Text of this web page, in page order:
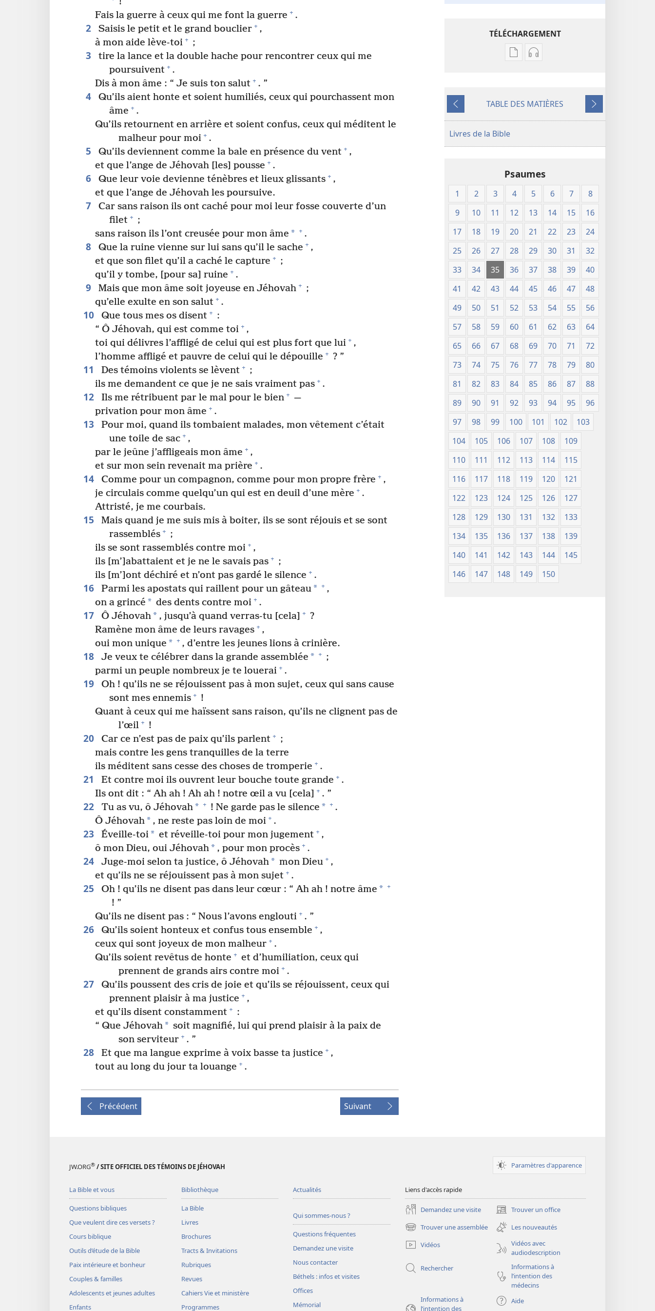
Fais la guerre à ceux qui me font la guerre + .
2 Saisis le petit et le grand bouclier + ,
à mon aide lève-​toi + ;
3
tire la lance et la double hache pour rencontrer ceux qui me
poursuivent + .
Dis à mon âme : “ Je suis ton salut + . ”
4
Qu’ils aient honte et soient humiliés, ceux qui pourchassent mon
âme + .
Qu’ils retournent en arrière et soient confus, ceux qui méditent le
malheur pour moi + .
5 Qu’ils deviennent comme la bale en présence du vent + ,
et que l’ange de Jéhovah [les] pousse + .
6 Que leur voie devienne ténèbres et lieux glissants + ,
et que l’ange de Jéhovah les poursuive.
7
Car sans raison ils ont caché pour moi leur fosse couverte d’un
filet + ;
sans raison ils l’ont creusée pour mon âme * + .
8 Que la ruine vienne sur lui sans qu’il le sache + ,
et que son filet qu’il a caché le capture + ;
qu’il y tombe, [pour sa] ruine + .
9 Mais que mon âme soit joyeuse en Jéhovah + ;
qu’elle exulte en son salut + .
10 Que tous mes os disent + :
“ Ô Jéhovah, qui est comme toi + ,
toi qui délivres l’affligé de celui qui est plus fort que lui + ,
l’homme affligé et pauvre de celui qui le dépouille + ? ”
11 Des témoins violents se lèvent + ;
ils me demandent ce que je ne sais vraiment pas + .
12 Ils me rétribuent par le mal pour le bien + —
privation pour mon âme + .
13
Pour moi, quand ils tombaient malades, mon vêtement c’était
une toile de sac + ,
par le jeûne j’affligeais mon âme + ,
et sur mon sein revenait ma prière + .
14 Comme pour un compagnon, comme pour mon propre frère + ,
je circulais comme quelqu’un qui est en deuil d’une mère + .
Attristé, je me courbais.
15
Mais quand je me suis mis à boiter, ils se sont réjouis et se sont
rassemblés + ;
ils se sont rassemblés contre moi + ,
ils [m’]abattaient et je ne le savais pas + ;
ils [m’]ont déchiré et n’ont pas gardé le silence + .
16 Parmi les apostats qui raillent pour un gâteau* + ,
on a grincé * des dents contre moi + .
17 Ô Jéhovah* , jusqu’à quand verras-​tu [cela] + ?
Ramène mon âme de leurs ravages + ,
oui mon unique * + , d’entre les jeunes lions à crinière.
18 Je veux te célébrer dans la grande assemblée * + ;
parmi un peuple nombreux je te louerai + .
19
Oh ! qu’ils ne se réjouissent pas à mon sujet, ceux qui sans cause
sont mes ennemis + !
Quant à ceux qui me haïssent sans raison, qu’ils ne clignent pas de
l’œil + !
20 Car ce n’est pas de paix qu’ils parlent + ;
mais contre les gens tranquilles de la terre
ils méditent sans cesse des choses de tromperie + .
21 Et contre moi ils ouvrent leur bouche toute grande + .
Ils ont dit : “ Ah ah ! Ah ah ! notre œil a vu [cela] + . ”
22 Tu as vu, ô Jéhovah* + ! Ne garde pas le silence * + .
Ô Jéhovah* , ne reste pas loin de moi + .
23 Éveille-​toi* et réveille-​toi pour mon jugement + ,
ô mon Dieu, oui Jéhovah* , pour mon procès + .
24 Juge-​moi selon ta justice, ô Jéhovah* mon Dieu + ,
et qu’ils ne se réjouissent pas à mon sujet + .
25 Oh ! qu’ils ne disent pas dans leur cœur : “ Ah ah ! notre âme * +
! ”
Qu’ils ne disent pas : “ Nous l’avons englouti + . ”
26 Qu’ils soient honteux et confus tous ensemble + ,
ceux qui sont joyeux de mon malheur + .
Qu’ils soient revêtus de honte + et d’humiliation, ceux qui
prennent de grands airs contre moi + .
27
Qu’ils poussent des cris de joie et qu’ils se réjouissent, ceux qui
prennent plaisir à ma justice + ,
et qu’ils disent constamment + :
“ Que Jéhovah* soit magnifié, lui qui prend plaisir à la paix de
son serviteur + . ”
28 Et que ma langue exprime à voix basse ta justice + ,
tout au long du jour ta louange + .
Précédent Suivant
TÉLÉCHARGEMENT
Options
publications
du
monde
nouveau
(édition
de 1995)
Options
enregistrements
du
monde
nouveau
(édition
de 1995)
Précédent
TABLE DES MATIÈRES
Suivant
Livres de la Bible
Psaumes
1 2 3 4 5 6 7
8
9
10 11 12 13 14 15
16
17
18 19 20 21 22 23
24
25
26 27 28 29 30 31
32
33
34 35 36 37 38 39
40
41
42 43 44 45 46 47
48
49
50 51 52 53 54 55
56
57
58 59 60 61 62 63
64
65
66 67 68 69 70 71
72
73
74 75 76 77 78 79
80
81
82 83 84 85 86 87
88
89
90 91 92 93 94 95
96
97
98 99 100 101 102
103
104
105 106 107 108
109
110
111 112 113 114
115
116
117 118 119 120
121
122
123 124 125 126
127
128
129 130 131 132
133
134
135 136 137 138
139
140
141 142 143 144
145
146
147 148 149 150
JW.ORG® / SITE OFFICIEL DES TÉMOINS DE JÉHOVAH Paramètres d'apparence
La Bible et vous
Questions bibliques
Que veulent dire ces versets ?
Cours biblique
Outils d’étude de la Bible
Paix intérieure et bonheur
Couples & familles
Adolescents et jeunes adultes
Enfants
Bibliothèque
La Bible
Livres
Brochures
Tracts & Invitations
Rubriques
Revues
Cahiers Vie et ministère
Programmes
Actualités
Qui sommes-nous ?
Questions fréquentes
Demandez une visite
Nous contacter
Béthels : infos et visites
Offices
Mémorial
Liens d'accès rapide
Demandez une visite Trouver un office
(ouvre
une
nouvelle
fenêtre)
Trouver une assemblée
(ouvre
une
nouvelle
Les nouveautés
Vidéos
Vidéos avec
audiodescription
Rechercher
Informations à
l’intention des
médecins
Informations à
l’intention des
Aide